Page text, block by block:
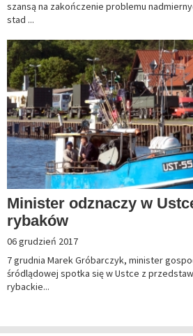
szansą na zakończenie problemu
stad ...
Minister odznaczy w
rybaków
06 grudzień 2017
7 grudnia Marek Gróbarczyk, minister
śródlądowej spotka się w Ustce z
rybackie...